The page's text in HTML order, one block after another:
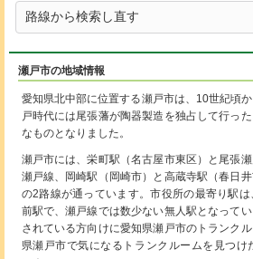
瀬戸市の地域情報
愛知県北中部に位置する瀬戸市は、10世紀頃
戸時代には尾張藩が陶器製造を独占して行っ
なものとなりました。
瀬戸市には、栄町駅（名古屋市東区）と尾張
瀬戸線、岡崎駅（岡崎市）と高蔵寺駅（春日
の2路線が通っています。市役所の最寄り駅
前駅で、瀬戸線では数少ない無人駅となって
されている方向けに愛知県瀬戸市のトランク
県瀬戸市で気になるトランクルームを見つけ